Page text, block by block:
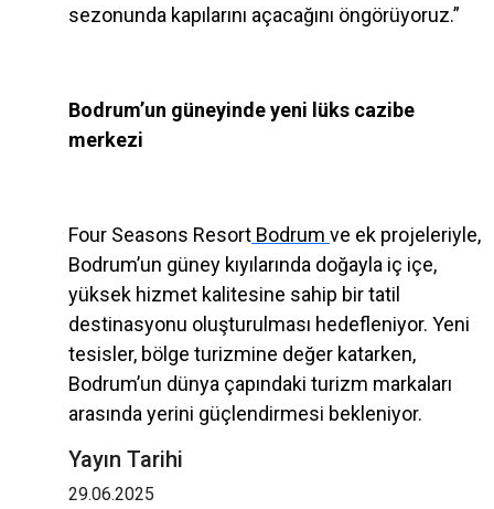
sezonunda kapılarını açacağını öngörüyoruz.”
Bodrum’un güneyinde yeni lüks cazibe
merkezi
Four Seasons Resort Bodrum ve ek projeleriyle,
Bodrum’un güney kıyılarında doğayla iç içe,
yüksek hizmet kalitesine sahip bir tatil
destinasyonu oluşturulması hedefleniyor. Yeni
tesisler, bölge turizmine değer katarken,
Bodrum’un dünya çapındaki turizm markaları
arasında yerini güçlendirmesi bekleniyor.
Yayın Tarihi
29.06.2025